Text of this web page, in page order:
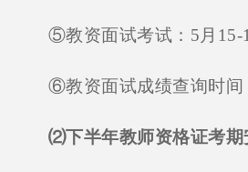
⑤教资面试考试：5月15-
⑥教资面试成绩查询时间
⑵下半年教师资格证考期